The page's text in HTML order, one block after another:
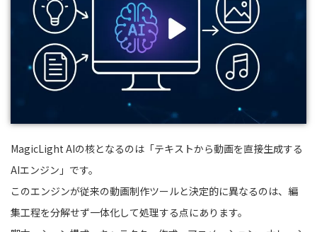
MagicLight AIの核となるのは「テキストから動画を直接生成する
AIエンジン」です。
このエンジンが従来の動画制作ツールと決定的に異なるのは、編
集工程を分解せず一体化して処理する点にあります。